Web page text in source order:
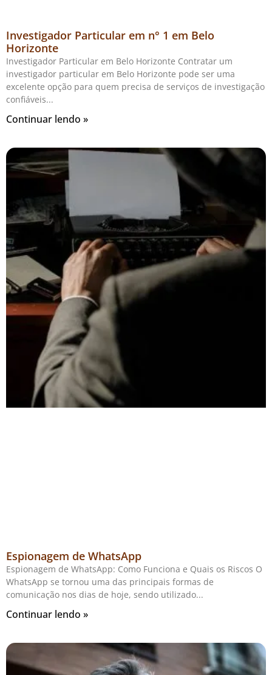
Investigador Particular em n° 1 em Belo
Horizonte
Investigador Particular em Belo Horizonte Contratar um
investigador particular em Belo Horizonte pode ser uma
excelente opção para quem precisa de serviços de investigação
confiáveis
Continuar lendo »
Espionagem de WhatsApp
Espionagem de WhatsApp: Como Funciona e Quais os Riscos O
WhatsApp se tornou uma das principais formas de
comunicação nos dias de hoje, sendo utilizado
Continuar lendo »